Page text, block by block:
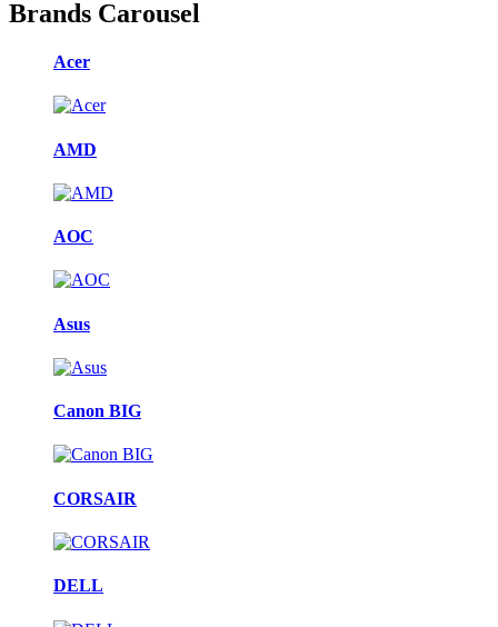
Brands Carousel
Acer
AMD
AOC
Asus
Canon BIG
CORSAIR
DELL